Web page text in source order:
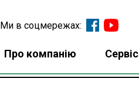
Ми в соцмережах:
Про компанію Сервіс